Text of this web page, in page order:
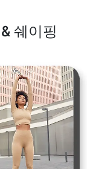
쉐이핑